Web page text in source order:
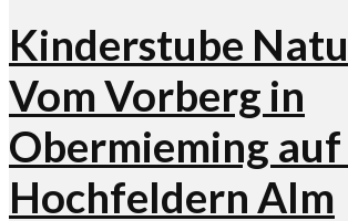
Kinderstube
Vom Vorberg in
Obermieming auf
Hochfeldern Alm